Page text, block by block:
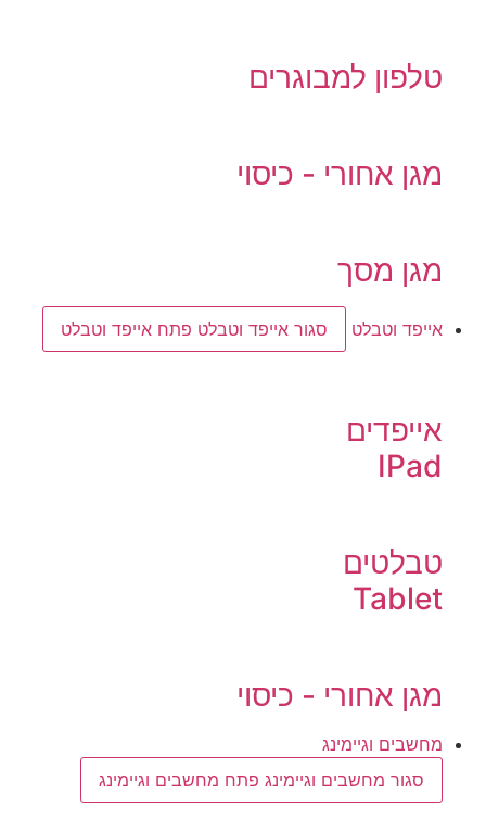
טלפון למבוגרים
מגן אחורי - כיסוי
מגן מסך
אייפד וטבלט סגור אייפד וטבלט פתח אייפד וטבלט
אייפדים
IPad
טבלטים
Tablet
מגן אחורי - כיסוי
מחשבים וגיימינג
סגור מחשבים וגיימינג פתח מחשבים וגיימינג